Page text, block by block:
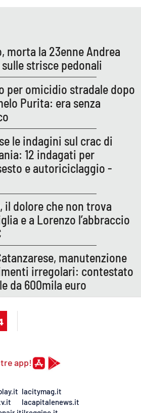
morta la 23enne Andrea
strisce pedonali
per omicidio stradale dopo
Purita: era senza
le indagini sul crac di
12 indagati per
e autoriciclaggio -
il dolore che non trova
e a Lorenzo l’abbraccio
manutenzione
irregolari: contestato
da 600mila euro
app!
lacitymag.it
lacapitalenews.it